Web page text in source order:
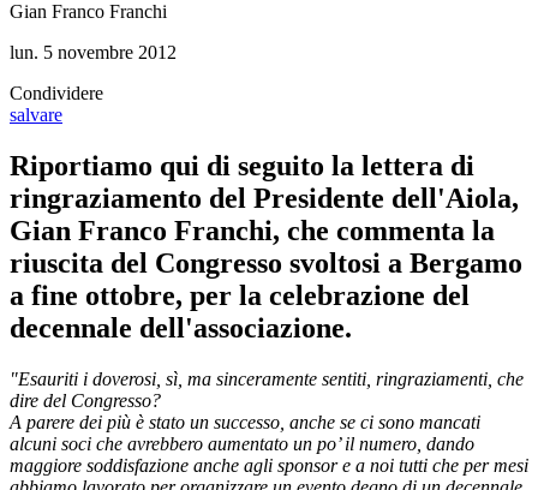
Gian Franco Franchi
lun. 5 novembre 2012
Condividere
salvare
Riportiamo qui di seguito la lettera di
ringraziamento del Presidente dell'Aiola,
Gian Franco Franchi, che commenta la
riuscita del Congresso svoltosi a Bergamo
a fine ottobre, per la celebrazione del
decennale dell'associazione.
"Esauriti i doverosi, sì, ma sinceramente sentiti, ringraziamenti, che
dire del Congresso?
A parere dei più è stato un successo, anche se ci sono mancati
alcuni soci che avrebbero aumentato un po’ il numero, dando
maggiore soddisfazione anche agli sponsor e a noi tutti che per mesi